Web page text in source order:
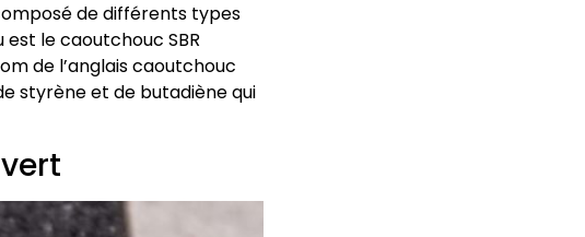
de différents types
le caoutchouc SBR
de l’anglais caoutchouc
styrène et de butadiène qui